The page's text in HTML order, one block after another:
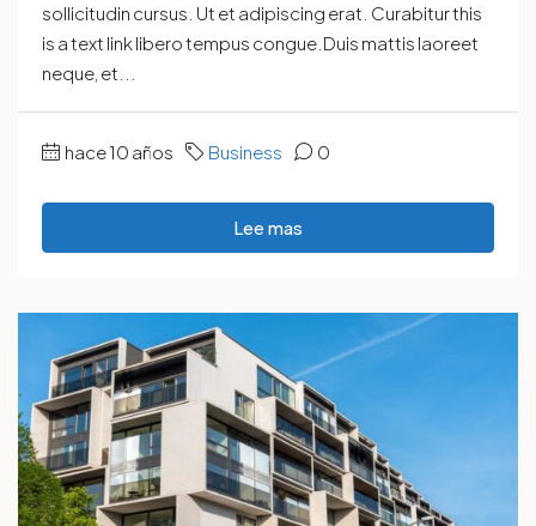
sollicitudin cursus. Ut et adipiscing erat. Curabitur this
is a text link libero tempus congue.Duis mattis laoreet
neque, et...
hace 10 años Business 0
Lee mas